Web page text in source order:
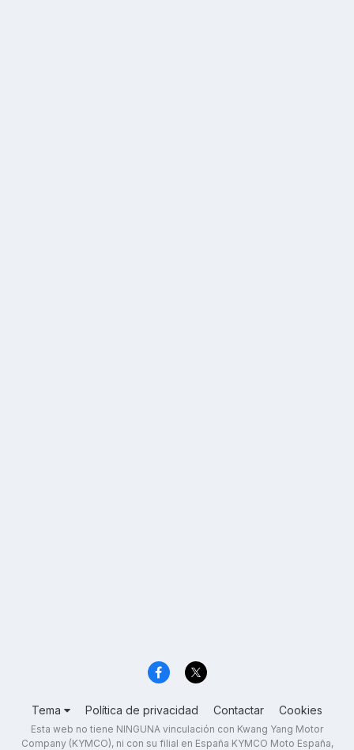
Tema Política de privacidad Contactar Cookies
Esta web no tiene NINGUNA vinculación con Kwang Yang Motor
Company (KYMCO), ni con su filial en España KYMCO Moto España,